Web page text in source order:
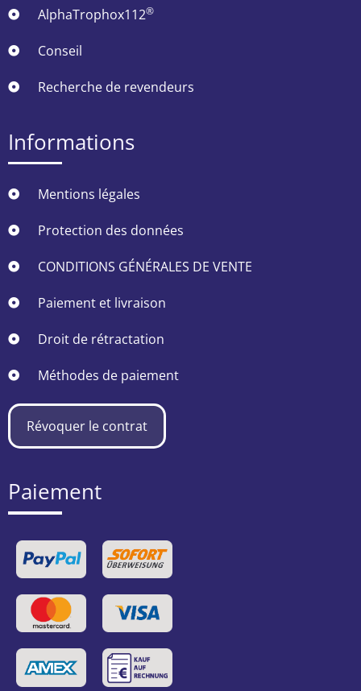
AlphaTrophox112®
Conseil
Recherche de revendeurs
Informations
Mentions légales
Protection des données
CONDITIONS GÉNÉRALES DE VENTE
Paiement et livraison
Droit de rétractation
Méthodes de paiement
Révoquer le contrat
Paiement